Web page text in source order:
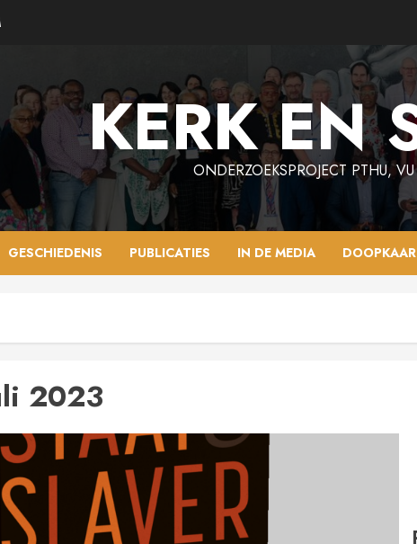
KERK EN
ONDERZOEKSPROJECT PTHU,
GESCHIEDENIS PUBLICATIES IN DE MEDIA
2023